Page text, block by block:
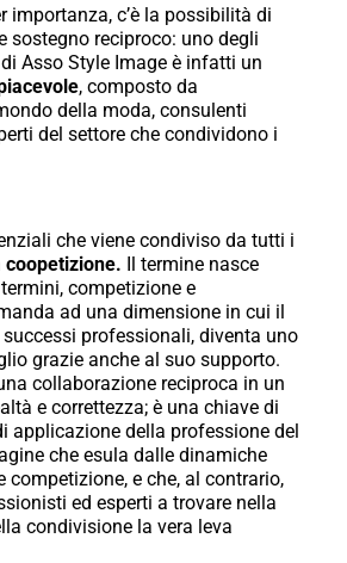
importanza, c’è la possibilità di
sostegno reciproco: uno degli
Asso Style Image è infatti un
, composto da
della moda, consulenti
del settore che condividono i
che viene condiviso da tutti i
coopetizione. Il termine nasce
competizione e
ad una dimensione in cui il
professionali, diventa uno
grazie anche al suo supporto.
collaborazione reciproca in un
e correttezza; è una chiave di
applicazione della professione del
che esula dalle dinamiche
competizione, e che, al contrario,
ed esperti a trovare nella
condivisione la vera leva